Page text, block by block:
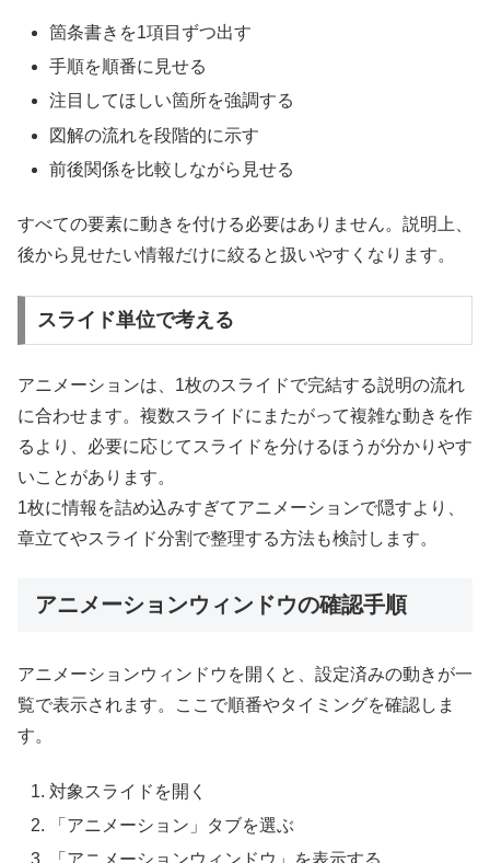
箇条書きを1項目ずつ出す
手順を順番に見せる
注目してほしい箇所を強調する
図解の流れを段階的に示す
前後関係を比較しながら見せる
すべての要素に動きを付ける必要はありません。説明上、
後から見せたい情報だけに絞ると扱いやすくなります。
スライド単位で考える
アニメーションは、1枚のスライドで完結する説明の流れ
に合わせます。複数スライドにまたがって複雑な動きを作
るより、必要に応じてスライドを分けるほうが分かりやす
いことがあります。
1枚に情報を詰め込みすぎてアニメーションで隠すより、
章立てやスライド分割で整理する方法も検討します。
アニメーションウィンドウの確認手順
アニメーションウィンドウを開くと、設定済みの動きが一
覧で表示されます。ここで順番やタイミングを確認しま
す。
対象スライドを開く
「アニメーション」タブを選ぶ